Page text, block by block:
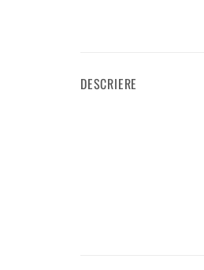
DESCRIERE